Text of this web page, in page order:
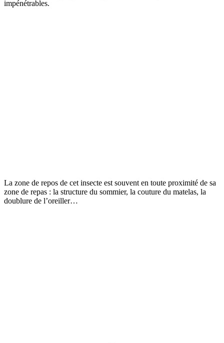
impénétrables.
La zone de repos de cet insecte est souvent en toute proximité de sa
zone de repas : la structure du sommier, la couture du matelas, la
doublure de l’oreiller…